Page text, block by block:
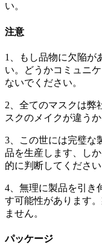
い。
注意
1、もし品物に欠陥が
い。どうかコミュニ
ないでください。
2、全てのマスクは弊
スクのメイクが違うか
3、この世には完璧な
品を生産します、し
的に判断してください
4、無理に製品を引き
す可能性があります
ません。
パッケージ